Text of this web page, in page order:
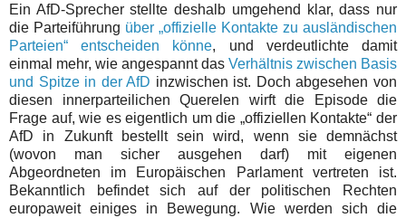
Ein AfD-Sprecher stellte deshalb umgehend klar, dass nur
die Parteiführung über „offizielle Kontakte zu ausländischen
Parteien“ entscheiden könne, und verdeutlichte damit
einmal mehr, wie angespannt das Verhältnis zwischen Basis
und Spitze in der AfD inzwischen ist. Doch abgesehen von
diesen innerparteilichen Querelen wirft die Episode die
Frage auf, wie es eigentlich um die „offiziellen Kontakte“ der
AfD in Zukunft bestellt sein wird, wenn sie demnächst
(wovon man sicher ausgehen darf) mit eigenen
Abgeordneten im Europäischen Parlament vertreten ist.
Bekanntlich befindet sich auf der politischen Rechten
europaweit einiges in Bewegung. Wie werden sich die